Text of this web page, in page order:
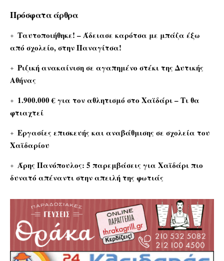
Πρόσφατα άρθρα
Ταυτοποιήθηκε! – Άδειασε καρότσα με μπάζα έξω
από σχολείο, στην Παναγίτσα!
Ριζική ανακαίνιση σε αγαπημένο στέκι της Δυτικής
Αθήνας
1.900.000 € για τον αθλητισμό στο Χαϊδάρι – Τι θα
φτιαχτεί
Εργασίες επισκευής και αναβάθμισης σε σχολεία του
Χαϊδαρίου
Άρης Πανόπουλος: 5 παρεμβάσεις για Χαϊδάρι πιο
δυνατό απέναντι στην απειλή της φωτιάς